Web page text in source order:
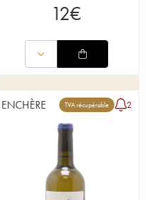
12€
ENCHÈRE TVA récupérable 2